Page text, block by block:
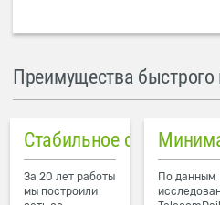
Преимущества быстрого
Стабильное соединение
За 20 лет работы
мы построили
По данным